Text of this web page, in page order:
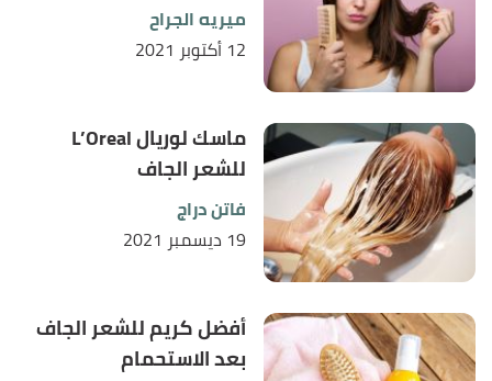
ميريه الجراح
12 أكتوبر 2021
ماسك لوريال L’Oreal
للشعر الجاف
فاتن دراج
19 ديسمبر 2021
أفضل كريم للشعر الجاف
بعد الاستحمام